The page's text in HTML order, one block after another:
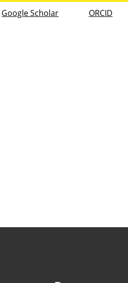
Google Scholar
ORCID